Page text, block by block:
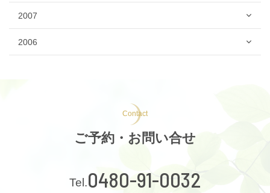
2007
2006
Contact
ご予約・お問い合せ
0480-91-0032